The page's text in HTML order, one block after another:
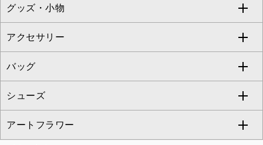
アンサンブルセット
ベスト・ジレ
パーカー
タンクトップ・キャミソール
スウェット・ジャージー
ジャンパースカート
その他のワンピース・ドレス
ガウチョ・ワイドパンツ
ハーフ・ショート丈パンツ
サロペット・オールインワン
その他のパンツ
ひざ丈スカート
ミモレ丈スカート
ショート・ミニ丈スカート
その他のスカート
テーラードジャケット
ノーカラージャケット
セットアップ
セットアップジャケット
セットアップパンツ
すべてのコート・ブルゾン
トレンチコート
ピーコート
ダッフルコート
チェスターコート
グッズ・小物
すべてのグッズ・小物
マスク
ストール・マフラー・スヌード
ベルト・サスペンダー
アクセサリー
すべてのアクセサリー
ネックレス
ピアス・イヤリング
バッグ
すべてのバッグ
トートバッグ
シューズ
すべてのシューズ
アートフラワー